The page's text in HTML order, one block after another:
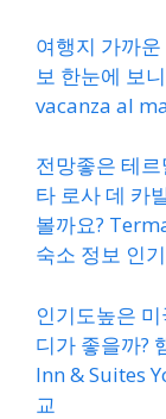
여행지 가까
보 한눈에 보
vacanza al
전망좋은 테
타 로사 데 카
볼까요?
숙소 정보 인
인기도높은
디가 좋을까?
Inn & Suites
교